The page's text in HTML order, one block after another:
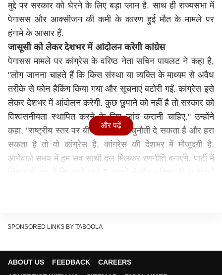
मुद्दे पर सरकार को घेरने के लिए बड़ा प्लान है. साथ ही राज्यसभा में
पेगासस और आक्सीजन की कमी के कारण हुई मौत के मामले पर
हंगामे के आसार हैं.
जासूसी को लेकर देशभर में आंदोलन करेगी कांग्रेस
पेगासस मामले पर कांग्रेस के वरिष्ठ नेता सचिन पायलट ने कहा है,
''लोग जानना चाहते हैं कि किस संस्था या व्यक्ति के माध्यम से अवैध
तरीके से फोन हैकिंग किया गया और सूचनाएं बटोरी गईं. कांग्रेस इसे
लेकर देशभर में आंदोलन करेगी. कुछ छुपाने को नहीं है तो सरकार को
विश्वसनीयता स्थापित करने के लिए जांच करानी चाहिए.'' उन्होंने
कहा, ''राष्ट्रीय स्तर पर बीजेपी को कोई चुनौती दे सकता है और हरा
सकता है तो वो कांग्रेस है. कांग्रेस की देशभर में मौजूदगी है.
आनेवाले समय में हम सब साथी दल मिलकर रणनीति बनाएंगे. पार्टी में
बार फिर हंगामा होने की संभावना है. सदन की कार्यवाही शुरू होने के
और पढ़ें
SPONSORED LINKS BY TABOOLA
ABOUT US FEEDBACK
CAREERS